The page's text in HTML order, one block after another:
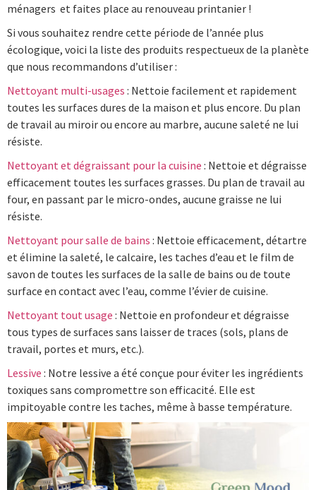
ménagers et faites place au renouveau printanier !
Si vous souhaitez rendre cette période de l’année plus
écologique, voici la liste des produits respectueux de la planète
que nous recommandons d’utiliser :
Nettoyant multi-usages : Nettoie facilement et rapidement
toutes les surfaces dures de la maison et plus encore. Du plan
de travail au miroir ou encore au marbre, aucune saleté ne lui
résiste.
Nettoyant et dégraissant pour la cuisine : Nettoie et dégraisse
efficacement toutes les surfaces grasses. Du plan de travail au
four, en passant par le micro-ondes, aucune graisse ne lui
résiste.
Nettoyant pour salle de bains : Nettoie efficacement, détartre
et élimine la saleté, le calcaire, les taches d’eau et le film de
savon de toutes les surfaces de la salle de bains ou de toute
surface en contact avec l’eau, comme l’évier de cuisine.
Nettoyant tout usage : Nettoie en profondeur et dégraisse
tous types de surfaces sans laisser de traces (sols, plans de
travail, portes et murs, etc.).
Lessive : Notre lessive a été conçue pour éviter les ingrédients
toxiques sans compromettre son efficacité. Elle est
impitoyable contre les taches, même à basse température.